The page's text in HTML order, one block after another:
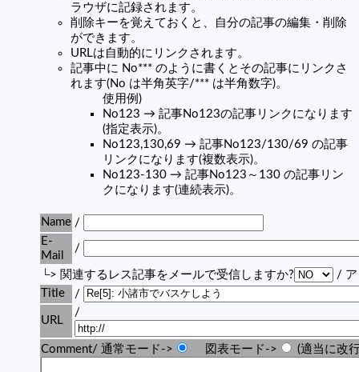
ラウザに記録されます。
削除キーを覚えておくと、自分の記事の編集・削除
ができます。
URLは自動的にリンクされます。
記事中に No*** のように書くとその記事にリンクさ
れます(No は半角英字/*** は半角数字)。
使用例)
No123 → 記事No123の記事リンクになります
(指定表示)。
No123,130,69 → 記事No123/130/69 の記事
リンクになります(複数表示)。
No123-130 → 記事No123～130 の記事リン
クになります(連続表示)。
Name /
E-
Mail
/
└> 関連するレス記事をメールで受信しますか?
/ ア
Title
/
URL
/
Comment/ 通常モード-> 図表モード-> (適当に改